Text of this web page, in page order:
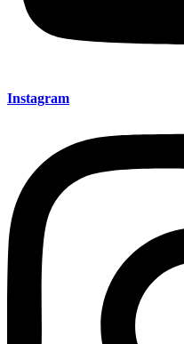
Instagram